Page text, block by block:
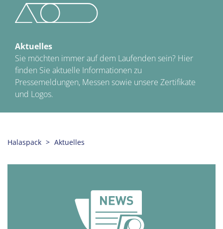
Aktuelles
Sie möchten immer auf dem Laufenden sein? Hier
finden Sie aktuelle Informationen zu
Pressemeldungen, Messen sowie unsere Zertifikate
und Logos.
Halaspack Aktuelles